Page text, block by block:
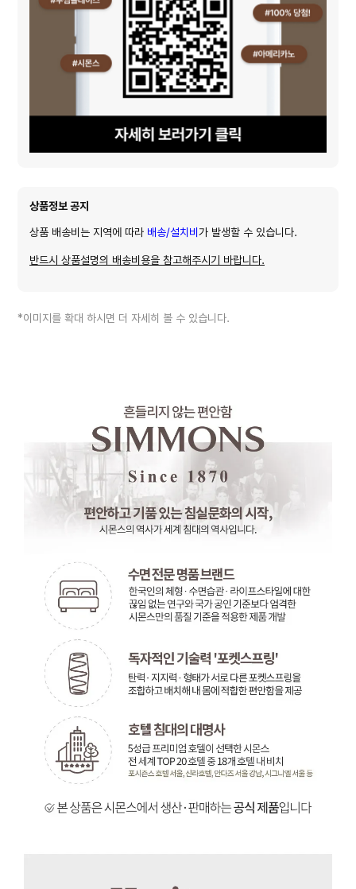
상품정보 공지
상품 배송비는 지역에 따라 배송/설치비 가 발생할 수 있습니다.
반드시 상품설명의 배송비용을 참고해주시기 바랍니다.
*이미지를 확대 하시면 더 자세히 볼 수 있습니다.